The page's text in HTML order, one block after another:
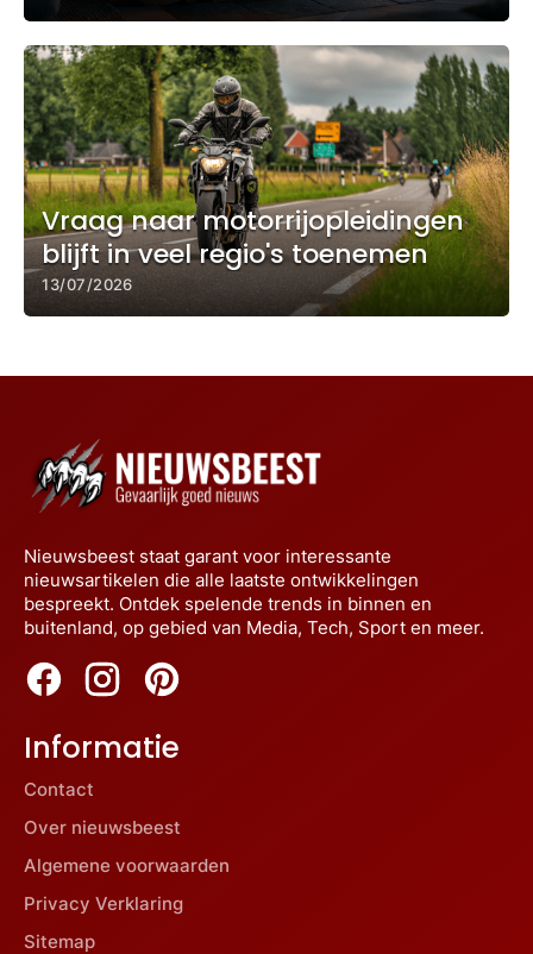
Vraag naar motorrijopleidingen
blijft in veel regio's toenemen
13/07/2026
Nieuwsbeest staat garant voor interessante
nieuwsartikelen die alle laatste ontwikkelingen
bespreekt. Ontdek spelende trends in binnen en
buitenland, op gebied van Media, Tech, Sport en meer.
Informatie
Contact
Over nieuwsbeest
Algemene voorwaarden
Privacy Verklaring
Sitemap